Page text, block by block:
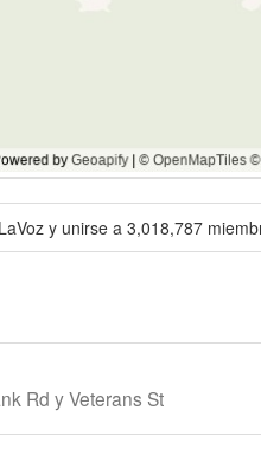
y unirse a 3,018,787
Rd y Veterans St